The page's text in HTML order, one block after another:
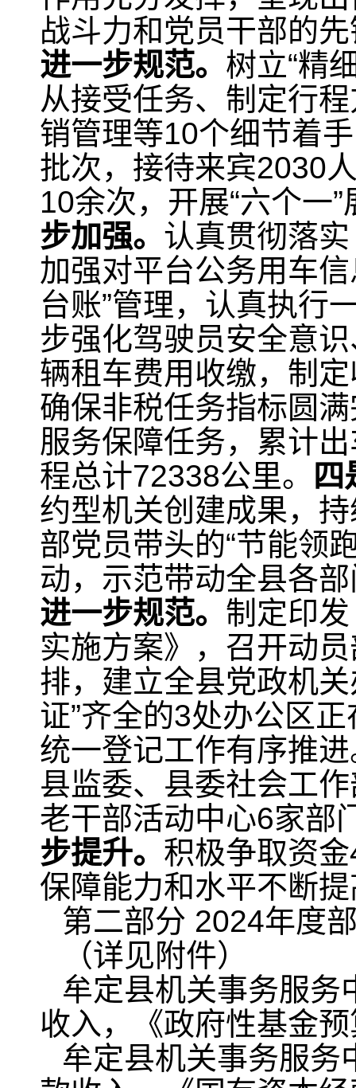
战斗力和党员干部的
进一步规范。 树立“精
从接受任务、制定行
销管理等10个细节着
批次，接待来宾2030
10余次，开展“六个一
步加强。 认真贯彻落
加强对平台公务用车
台账”管理，认真执行
步强化驾驶员安全意
辆租车费用收缴，制
确保非税任务指标圆
服务保障任务，累计
程总计72338公里。
约型机关创建成果，
部党员带头的“节能领
动，示范带动全县各
进一步规范。 制定印
实施方案》，召开动
排，建立全县党政机
证”齐全的3处办公区
统一登记工作有序推
县监委、县委社会工
老干部活动中心6家部
步提升。 积极争取资
保障能力和水平不断
第二部分 2024年度
（详见附件）
牟定县机关事务服务
收入，《政府性基金
牟定县机关事务服务